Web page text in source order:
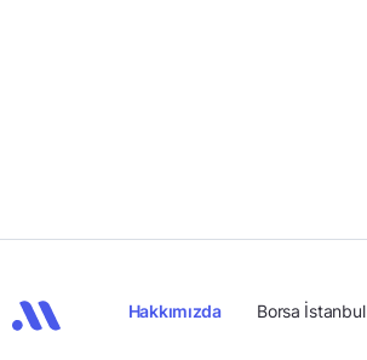
Hakkımızda Borsa İstanbul